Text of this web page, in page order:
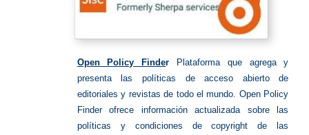
Open Policy Finder Plataforma que agrega y
presenta las políticas de acceso abierto de
editoriales y revistas de todo el mundo. Open Policy
Finder ofrece información actualizada sobre las
políticas y condiciones de copyright de las